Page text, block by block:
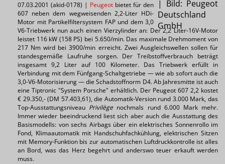
07.03.2001 (akid-0178) | Peugeot bietet für den
607 neben dem wegweisenden 2,2-Liter HDi-
Motor mit Partikelfiltersystem FAP und dem 3,0
V6-Triebwerk nun auch einen Vierzylinder an: Der 2,2 Liter-16V-Motor
leistet 116 kW (158 PS) bei 5.650/min. Das maximale Drehmoment von
217 Nm wird bei 3900/min erreicht. Zwei Ausgleichswellen sollen für
standesgemäße Laufruhe sorgen. Der Treibstoffverbrauch beträgt
insgesamt 9,2 Liter auf 100 Kilometer. Das Triebwerk erfüllt in
Verbindung mit dem Fünfgang-Schaltgetriebe — wie ab sofort auch die
3,0-V6-Motorisierung — die Schadstoffnorm D4. Ab Jahresmitte ist auch
eine Tiptronic "System Porsche" erhältlich. Der Peugeot 607 2,2 kostet
€ 29.350,- (DM 57.403,61), die Automatik-Version rund 3.000 Mark, das
Top-Ausstattungsniveau Privilège nochmals rund 6.000 Mark mehr.
Immer wieder beeindruckend liest sich aber auch die Ausstattung des
Basismodells: von sechs Airbags über ein elektrisches Sonnenrollo im
Fond, Klimaautomatik mit Handschuhfachkühlung, elektrischen Sitzen
mit Memory-Funktion bis zur automatischen Luftdruckkontrolle ist alles
an Bord, was das Herz begehrt und anderswo teuer erkauft werden
muss.